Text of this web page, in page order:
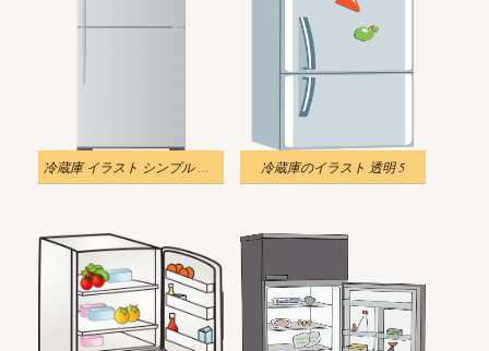
冷蔵庫 イラスト シンプル 無料 冷蔵庫のイラスト 透明 5